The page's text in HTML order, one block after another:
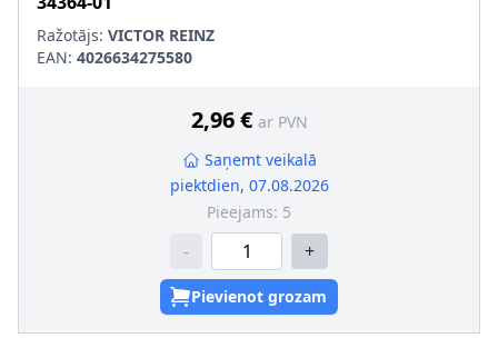
Ražotājs: VICTOR REINZ
EAN: 4026634275580
2,96 € ar PVN
Saņemt veikalā
piektdien, 07.08.2026
Pieejams: 5
- +
Pievienot grozam